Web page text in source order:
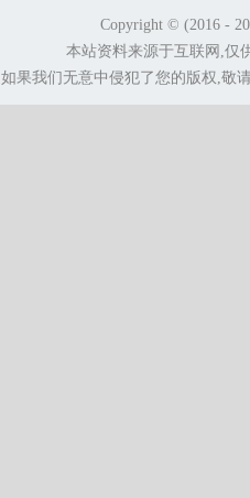
Copyright © (2016 -
本站资料来源于互联网,仅
如果我们无意中侵犯了您的版权,敬